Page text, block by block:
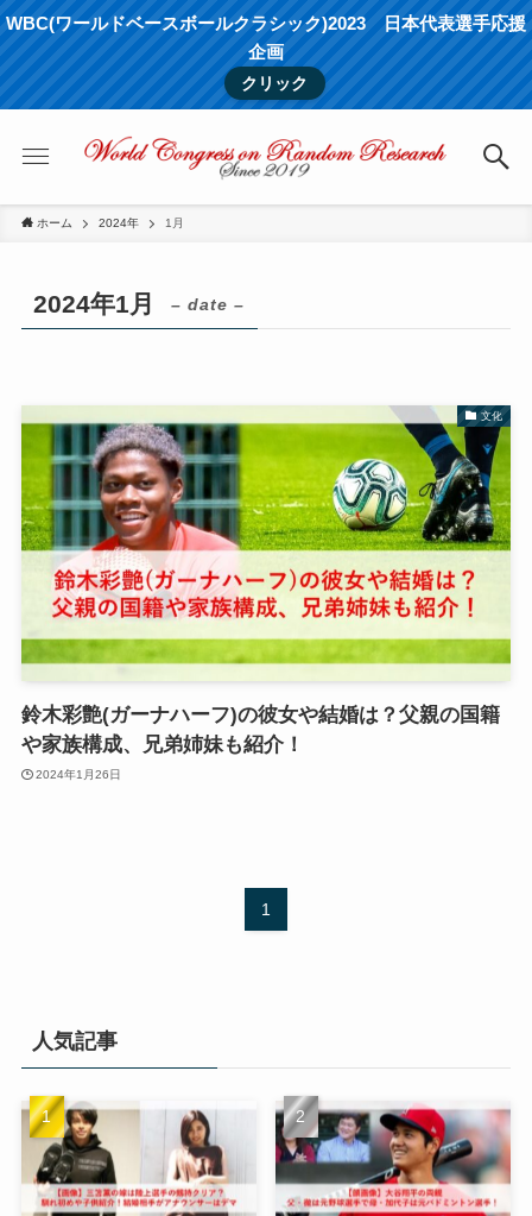
WBC(ワールドベースボールクラシック)2023 日本代表選手応援
企画
クリック
ホーム 2024年 1月
2024年1月 – date –
文化
鈴木彩艶(ガーナハーフ)の彼女や結婚は？父親の国籍
や家族構成、兄弟姉妹も紹介！
2024年1月26日
1
人気記事